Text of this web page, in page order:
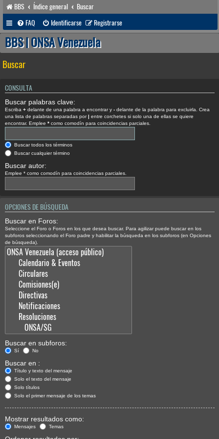
BBS Índice general
Buscar
FAQ
Identificarse Registrarse
BBS | ONSA Venezuela
Buscar
CONSULTA
Buscar palabras clave:
Escriba + delante de una palabra a encontrar y - delante de la palabra para excluirla. Crea
una lista de palabras separadas por| entre corchetes si solo una de ellas se quiere
encontrar. Emplee * como comodín para coincidencias parciales.
Buscar todos los términos
Buscar cualquier término
Buscar autor:
Emplee * como comodín para coincidencias parciales.
OPCIONES DE BÚSQUEDA
Buscar en Foros:
Seleccione el Foro o Foros en los que desea buscar. Para agilizar puede buscar en los
subforos seleccionando el Foro padre y habilitar la búsqueda en los subforos (en Opciones
de búsqueda).
Buscar en subforos:
Sí No
Buscar en :
Título y texto del mensaje
Solo el texto del mensaje
Solo títulos
Solo el primer mensaje de los temas
Mostrar resultados como:
Mensajes Temas